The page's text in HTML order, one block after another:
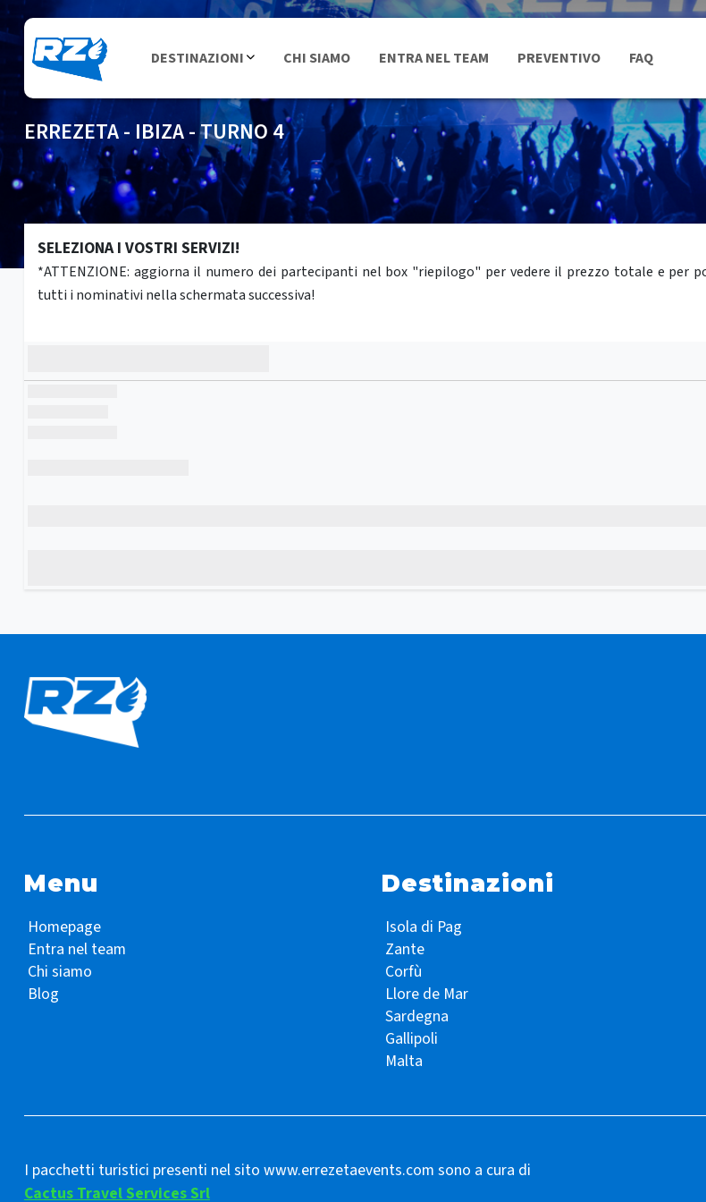
DESTINAZIONI CHI SIAMO ENTRA NEL TEAM PREVENTIVO FAQ
ERREZETA - IBIZA - TURNO 4
SELEZIONA I VOSTRI SERVIZI!
*ATTENZIONE: aggiorna il numero dei partecipanti nel box "riepilogo" per vedere il prezzo totale e per
tutti i nominativi nella schermata successiva!
Menu
Homepage
Entra nel team
Chi siamo
Blog
Destinazioni
Isola di Pag
Zante
Corfù
Llore de Mar
Sardegna
Gallipoli
Malta
I pacchetti turistici presenti nel sito www.errezetaevents.com sono a cura di
Cactus Travel Services Srl